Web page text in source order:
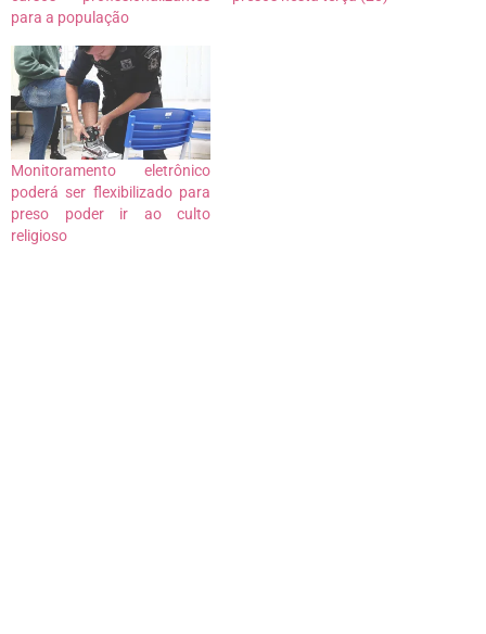
para a população
Monitoramento eletrônico
poderá ser flexibilizado para
preso poder ir ao culto
religioso